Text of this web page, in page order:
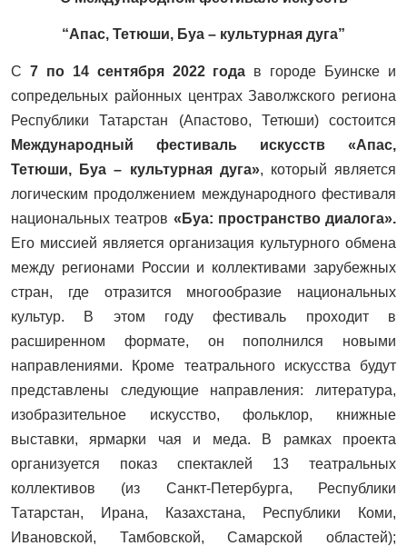
“Апас, Тетюши, Буа – культурная дуга”
С 7 по 14 сентября 2022 года в городе Буинске и
сопредельных районных центрах Заволжского региона
Республики Татарстан (Апастово, Тетюши) состоится
Международный фестиваль искусств
«Апас,
Тетюши, Буа – культурная дуга», который является
логическим продолжением международного фестиваля
национальных театров «Буа: пространство диалога».
Его миссией является организация культурного обмена
между регионами России и коллективами зарубежных
стран, где отразится многообразие национальных
культур. В этом году фестиваль проходит в
расширенном формате, он пополнился новыми
направлениями. Кроме театрального искусства будут
представлены следующие направления: литература,
изобразительное искусство, фольклор, книжные
выставки, ярмарки чая и меда.
В рамках проекта
организуется показ спектаклей 13 театральных
коллективов (из Санкт-Петербурга, Республики
Татарстан, Ирана, Казахстана, Республики Коми,
Ивановской, Тамбовской, Самарской областей);